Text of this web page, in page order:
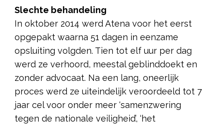
Slechte behandeling
In oktober 2014 werd Atena voor het eerst
opgepakt waarna 51 dagen in eenzame
opsluiting volgden. Tien tot elf uur per dag
werd ze verhoord, meestal geblinddoekt en
zonder advocaat. Na een lang, oneerlijk
proces werd ze uiteindelijk veroordeeld tot 7
jaar cel voor onder meer ‘samenzwering
tegen de nationale veiligheid’, ‘het